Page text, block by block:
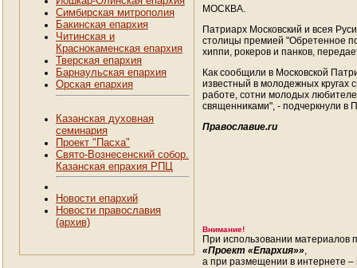
Симбирская митрополия
Бакинская епархия
Читинская и
Краснокаменская епархия
Тверская епархия
Барнаульская епархия
Орская епархия
Казанская духовная
семинария
Проект "Пасха"
Свято-Вознесенский собор.
Казанская епрахия РПЦ
Новости епархий
Новости православия
(архив)
МОСКВА.
Патриарх Московский и всея
столицы премией "Обретенное
хиппи, рокеров и панков,
Как сообщили в Московской
известный в молодежных кругах
работе, сотни молодых
священниками", - подчеркнули в
Православие.ru
Внимание!
При использовании материалов
«Проект «Епархия»»
а при размещении в интернете